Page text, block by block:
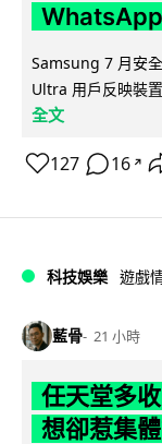
Samsung 7 月安
Ultra 用戶反映裝
全文
127 16 ↗
科技娛樂 遊戲
藍骨 21 小時
任天堂多
想卻惹集